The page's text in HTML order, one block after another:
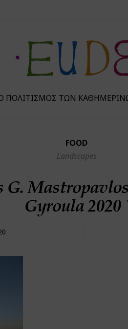
ΠΟΛΙΤΙΣΜΌΣ ΤΩΝ
FOOD
Landscapes
G.
Gyroula 2020